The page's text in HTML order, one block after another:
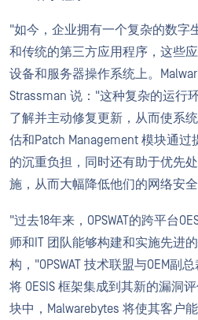
"如今，企业拥有一个复杂的数字
和传统的第三方应用程序，这些
设备和服务器操作系统上。
Strassman 说："这种复杂的运行
了解并主动修复更新，从而使系
估和Patch Management 模块通
的沉重负担，同时还有助于优先
施，从而大幅降低他们的网络安
"过去18年来，OPSWAT的跨平台
师和IT 团队能够构建和实施先进
构，"OPSWAT 技术联盟与OEM副
将 OESIS 框架集成到其新的漏洞
块中，Malwarebytes 将使其客户